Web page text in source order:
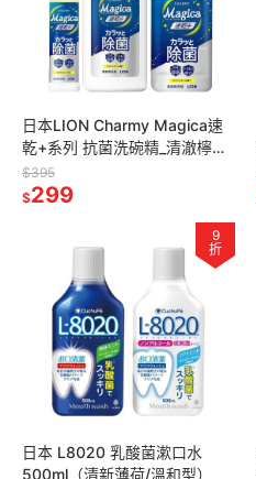
日本LION Charmy Magica速
乾+系列 抗菌洗碗精_清澈檸檬
香 (220ml／530ml／710ml)
$395
$299
9
折
日本 L8020 乳酸菌漱口水
500ml（清新薄荷/溫和型）